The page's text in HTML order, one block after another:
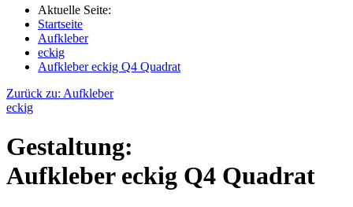
Aktuelle Seite:
Startseite
Aufkleber
eckig
Aufkleber eckig Q4 Quadrat
Zurück zu: Aufkleber
eckig
Gestaltung:
Aufkleber eckig Q4 Quadrat